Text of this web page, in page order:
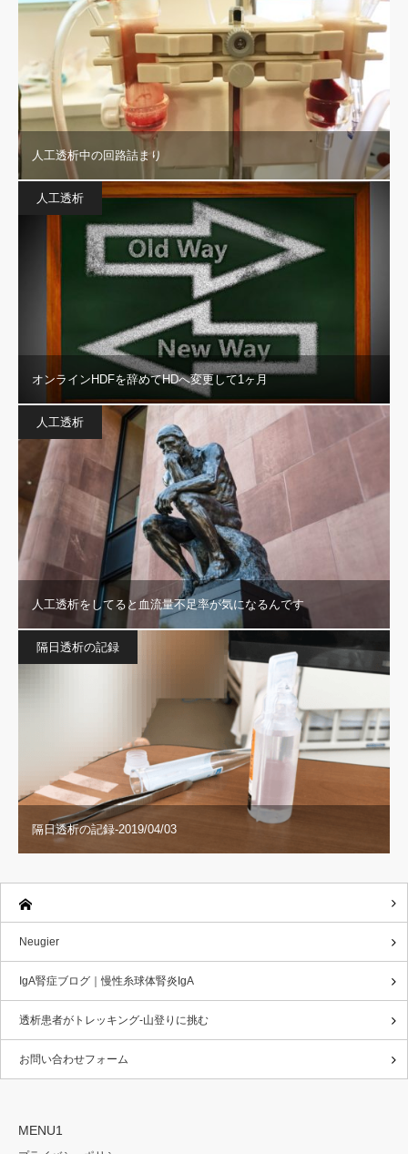
人工透析中の回路詰まり
人工透析
オンラインHDFを辞めてHDへ変更して1ヶ月
人工透析
人工透析をしてると血流量不足率が気になるんです
隔日透析の記録
隔日透析の記録-2019/04/03
Neugier
IgA腎症ブログ｜慢性糸球体腎炎IgA
透析患者がトレッキング-山登りに挑む
お問い合わせフォーム
MENU1